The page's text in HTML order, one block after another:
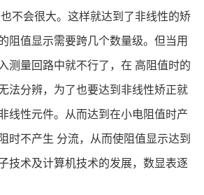
不会很大。这样就达到了非线性的矫
阻值显示需要跨几个数量级。但当用
测量回路中就不行了，在 高阻值时的
法分辨，为了也要达到非线性矫正就
线性元件。从而达到在小电阻值时产
时不产生 分流，从而使阻值显示达到
技术及计算机技术的发展，数显表逐